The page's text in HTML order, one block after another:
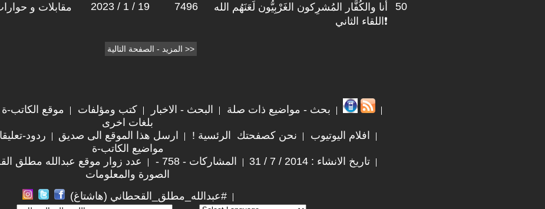
مقابلات و 2023 / 1 / 19 7496
أنا والكُفَّار المُشرِكون الغَرْبِيُّون لَعَنَهُم الله
❗اللقاء الثاني
50
بحث - مواضيع ذات صلة البحث - الاخبار كتب ومؤلفات موقع الكاتب-ة
بلغات اخرى
افلام اليوتيوب
نحن كصفحتك الرئسية ! ارسل هذا الموقع الى صديق ردود-
مواضيع الكاتب-ة
تاريخ الانشاء : 2014 / 7 / 31
المشاركات - 758 - عدد زوار موقع عبدالله مطلق
الصورة والمعلومات
#عبدالله_مطلق_القحطاني (هاشتاغ)